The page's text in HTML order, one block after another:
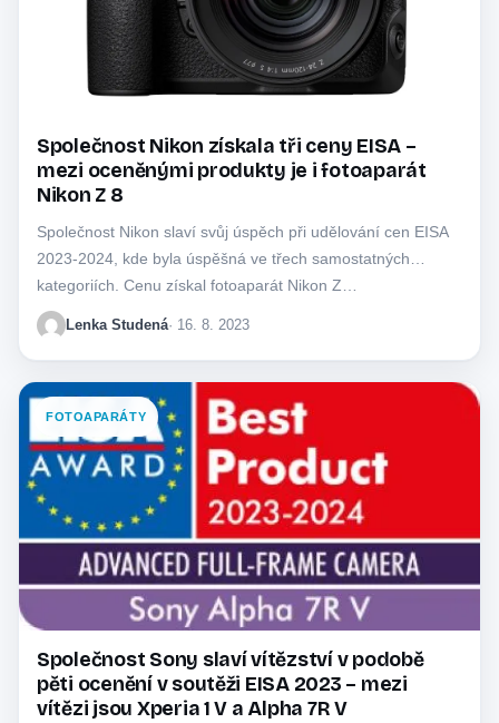
Společnost Nikon získala tři ceny EISA –
mezi oceněnými produkty je i fotoaparát
Nikon Z 8
Společnost Nikon slaví svůj úspěch při udělování cen EISA
2023-2024, kde byla úspěšná ve třech samostatných
kategoriích. Cenu získal fotoaparát Nikon Z…
Lenka Studená· 16. 8. 2023
FOTOAPARÁTY
Společnost Sony slaví vítězství v podobě
pěti ocenění v soutěži EISA 2023 – mezi
vítězi jsou Xperia 1 V a Alpha 7R V